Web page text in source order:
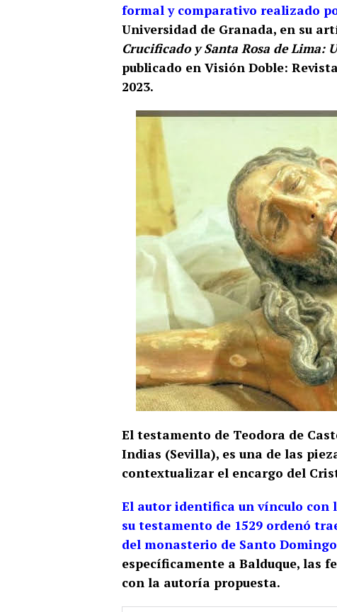
formal y comparativo realizado
Universidad de Granada, en su
Crucificado y Santa Rosa de Lima:
publicado en Visión Doble:
2023​.
El testamento de Teodora de
Indias (Sevilla), es una de las
contextualizar el encargo del
El autor identifica un vínculo con
su testamento de 1529 ordenó
del monasterio de Santo
específicamente a Balduque, las
con la autoría propuesta​.